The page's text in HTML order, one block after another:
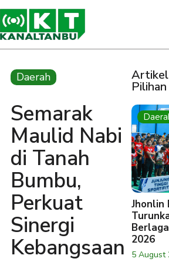
Daerah
Semarak
Maulid Nabi
di Tanah
Bumbu,
Perkuat
Sinergi
Kebangsaan
Artikel
Pilihan
Jhonlin
2026
5 August